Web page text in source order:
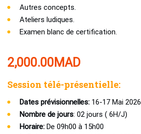
Autres concepts.
Ateliers ludiques.
Examen blanc de certification.
2,000.00MAD
Session télé-présentielle:
Dates prévisionnelles: 16-17 Mai 2026
Nombre de jours: 02 jours ( 6H/J)
Horaire: De 09h00 à 15h00